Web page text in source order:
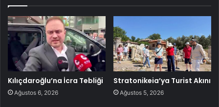
Kılıçdaroğlu’na İcra Tebliği
Ağustos 6, 2026
Stratonikeia’ya Turist Akını
Ağustos 5, 2026